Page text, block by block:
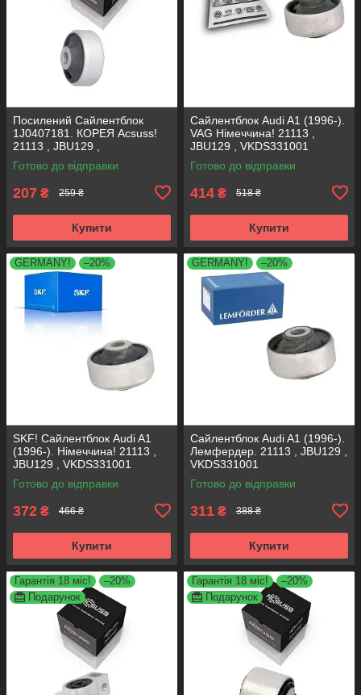
Посилений Сайлентблок
1J0407181. КОРЕЯ Acsuss!
21113 , JBU129 ,
VKDS331001
Готово до відправки
207 ₴ 259 ₴
Купити
Сайлентблок Audi A1 (1996-).
VAG Німеччина! 21113 ,
JBU129 , VKDS331001
Готово до відправки
414 ₴ 518 ₴
Купити
GERMANY! –20%
SKF! Сайлентблок Audi A1
(1996-). Німеччина! 21113 ,
JBU129 , VKDS331001
Готово до відправки
372 ₴ 466 ₴
Купити
GERMANY! –20%
Сайлентблок Audi A1 (1996-).
Лемфердер. 21113 , JBU129 ,
VKDS331001
Готово до відправки
311 ₴ 388 ₴
Купити
Гарантія 18 міс!
–20%
Подарунок
Гарантія 18 міс!
–20%
Подарунок